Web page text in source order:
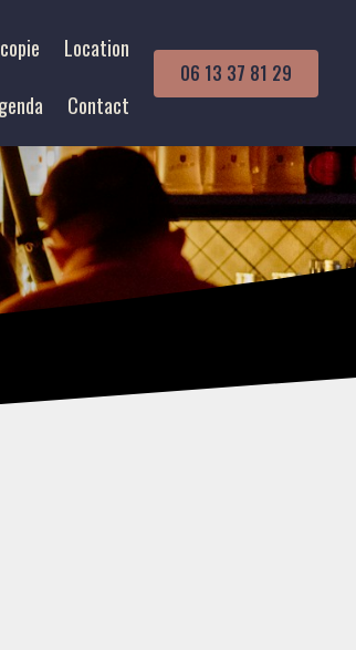
Location
Contact
06 13 37 81 29